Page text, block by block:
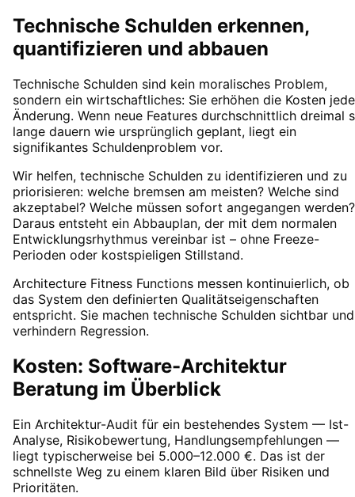
Technische Schulden erkennen,
quantifizieren und abbauen
Technische Schulden sind kein moralisches Problem,
sondern ein wirtschaftliches: Sie erhöhen die Kosten
Änderung. Wenn neue Features durchschnittlich dreimal
lange dauern wie ursprünglich geplant, liegt ein
signifikantes Schuldenproblem vor.
Wir helfen, technische Schulden zu identifizieren und zu
priorisieren: welche bremsen am meisten? Welche sind
akzeptabel? Welche müssen sofort angegangen werden?
Daraus entsteht ein Abbauplan, der mit dem normalen
Entwicklungsrhythmus vereinbar ist – ohne Freeze-
Perioden oder kostspieligen Stillstand.
Architecture Fitness Functions messen kontinuierlich, ob
das System den definierten Qualitätseigenschaften
entspricht. Sie machen technische Schulden sichtbar und
verhindern Regression.
Kosten: Software-Architektur
Beratung im Überblick
Ein Architektur-Audit für ein bestehendes System — Ist-
Analyse, Risikobewertung, Handlungsempfehlungen —
liegt typischerweise bei 5.000–12.000 €. Das ist der
schnellste Weg zu einem klaren Bild über Risiken und
Prioritäten.